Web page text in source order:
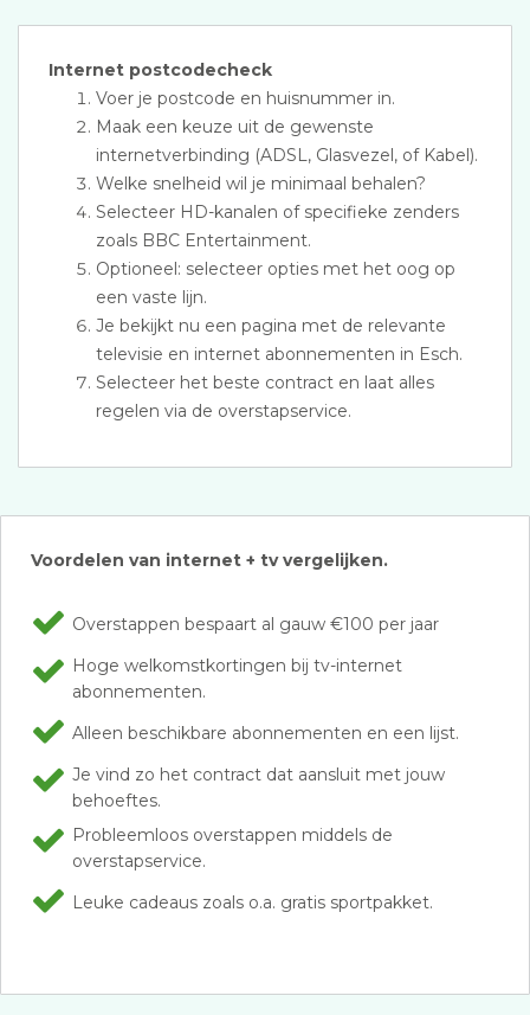
Internet postcodecheck
Voer je postcode en huisnummer in.
Maak een keuze uit de gewenste
internetverbinding (ADSL, Glasvezel, of Kabel).
Welke snelheid wil je minimaal behalen?
Selecteer HD-kanalen of specifieke zenders
zoals BBC Entertainment.
Optioneel: selecteer opties met het oog op
een vaste lijn.
Je bekijkt nu een pagina met de relevante
televisie en internet abonnementen in Esch.
Selecteer het beste contract en laat alles
regelen via de overstapservice.
Voordelen van internet + tv vergelijken.
Overstappen bespaart al gauw €100 per jaar
Hoge welkomstkortingen bij tv-internet
abonnementen.
Alleen beschikbare abonnementen en een lijst.
Je vind zo het contract dat aansluit met jouw
behoeftes.
Probleemloos overstappen middels de
overstapservice.
Leuke cadeaus zoals o.a. gratis sportpakket.